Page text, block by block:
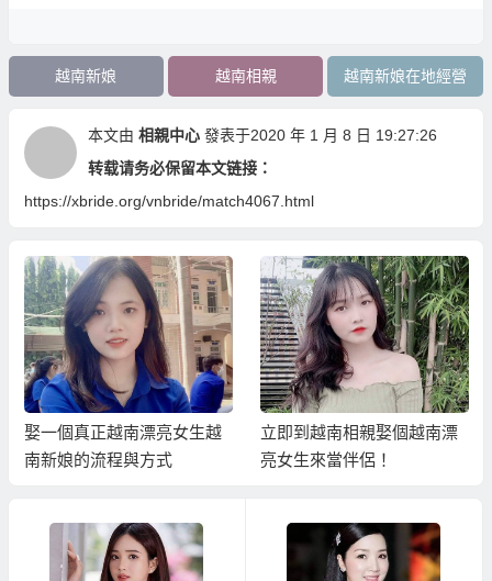
越南新娘 越南相親 越南新娘在地經營
本文由 相親中心 發表于2020 年 1 月 8 日 19:27:26
转载请务必保留本文链接：
https://xbride.org/vnbride/match4067.html
娶一個真正越南漂亮女生越
南新娘的流程與方式
立即到越南相親娶個越南漂
亮女生來當伴侶！